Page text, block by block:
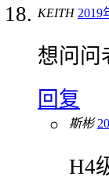
KEITH 2019
想问问
回复
斯彬
H4